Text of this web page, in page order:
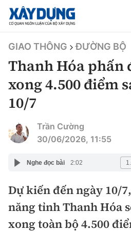
TIN BỘ XÂY DỰNG
CHUYÊN MỤC
Mới nhất
Thời sự
Chính trị
Xã hội
Xây dựng
Chỉ đạo điều hành
Giao thông
GIAO THÔNG ĐƯỜNG BỘ
Thanh Hóa phấn
xong 4.500 điểm
10/7
Trần Cường
30/06/2026, 11:55
Nghe đọc bài 2:02
Dự kiến đến ngày 10/
năng tỉnh Thanh Hóa
xong toàn bộ 4.500